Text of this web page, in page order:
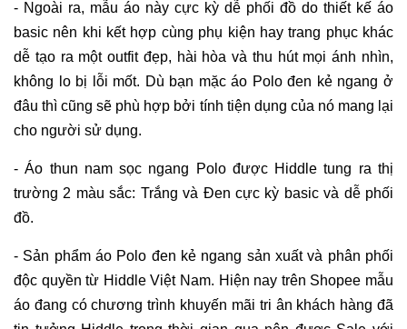
- Ngoài ra, mẫu áo này cực kỳ dễ phối đồ do thiết kế áo
basic nên khi kết hợp cùng phụ kiện hay trang phục khác
dễ tạo ra một outfit đẹp, hài hòa và thu hút mọi ánh nhìn,
không lo bị lỗi mốt. Dù bạn mặc áo Polo đen kẻ ngang ở
đâu thì cũng sẽ phù hợp bởi tính tiện dụng của nó mang lại
cho người sử dụng.
- Áo thun nam sọc ngang Polo được Hiddle tung ra thị
trường 2 màu sắc: Trắng và Đen cực kỳ basic và dễ phối
đồ.
- Sản phẩm áo Polo đen kẻ ngang sản xuất và phân phối
độc quyền từ Hiddle Việt Nam. Hiện nay trên Shopee mẫu
áo đang có chương trình khuyến mãi tri ân khách hàng đã